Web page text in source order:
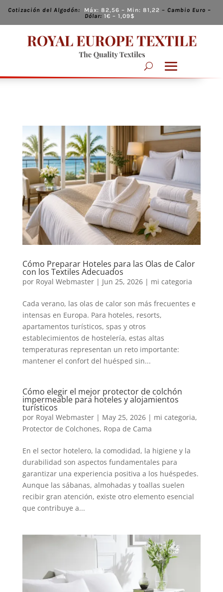
Cotización del Algodón: Máx: 82,56 – Min: 81,22 – Cambio Euro –
Dólar: 1€ – 1,09$
Cómo Preparar Hoteles para las Olas de Calor
con los Textiles Adecuados
por Royal Webmaster| Jun 25, 2026| mi categoria
Cada verano, las olas de calor son más frecuentes e
intensas en Europa. Para hoteles, resorts,
apartamentos turísticos, spas y otros
establecimientos de hostelería, estas altas
temperaturas representan un reto importante:
mantener el confort del huésped sin...
Cómo elegir el mejor protector de colchón
impermeable para hoteles y alojamientos
turísticos
por Royal Webmaster| May 25, 2026| mi categoria,
Protector de Colchones, Ropa de Cama
En el sector hotelero, la comodidad, la higiene y la
durabilidad son aspectos fundamentales para
garantizar una experiencia positiva a los huéspedes.
Aunque las sábanas, almohadas y toallas suelen
recibir gran atención, existe otro elemento esencial
que contribuye a...